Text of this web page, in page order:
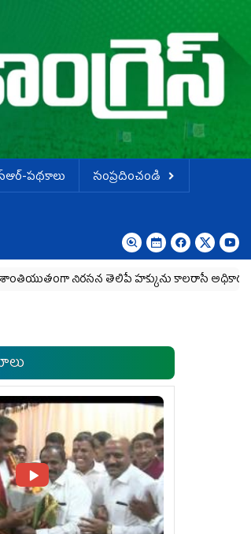
పథకాలు
సంప్రదించండి
నిరసన తెలిపే హక్కును కాలరాసే అధికారం ఎవరికీ